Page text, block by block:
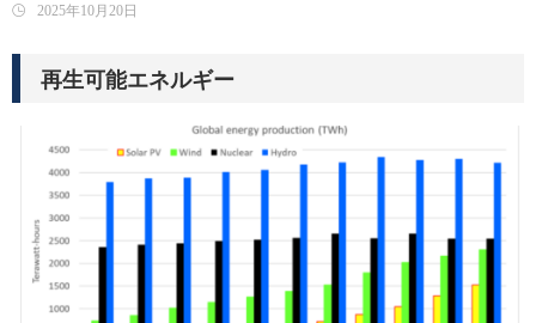
2025年10月20日
再生可能エネルギー